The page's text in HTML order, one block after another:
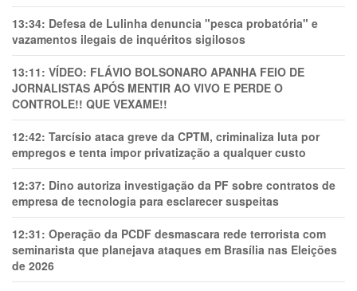
13:34: Defesa de Lulinha denuncia "pesca probatória" e
vazamentos ilegais de inquéritos sigilosos
13:11: VÍDEO: FLÁVIO BOLSONARO APANHA FEIO DE
JORNALISTAS APÓS MENTIR AO VIVO E PERDE O
CONTROLE!! QUE VEXAME!!
12:42: Tarcísio ataca greve da CPTM, criminaliza luta por
empregos e tenta impor privatização a qualquer custo
12:37: Dino autoriza investigação da PF sobre contratos de
empresa de tecnologia para esclarecer suspeitas
12:31: Operação da PCDF desmascara rede terrorista com
seminarista que planejava ataques em Brasília nas Eleições
de 2026